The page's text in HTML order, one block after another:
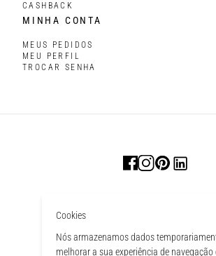
Cookies
Nós armazenamos dados
melhorar a sua experiência de navegação
CASHBACK
MINHA CONTA
MEUS PEDIDOS
MEU PERFIL
TROCAR SENHA